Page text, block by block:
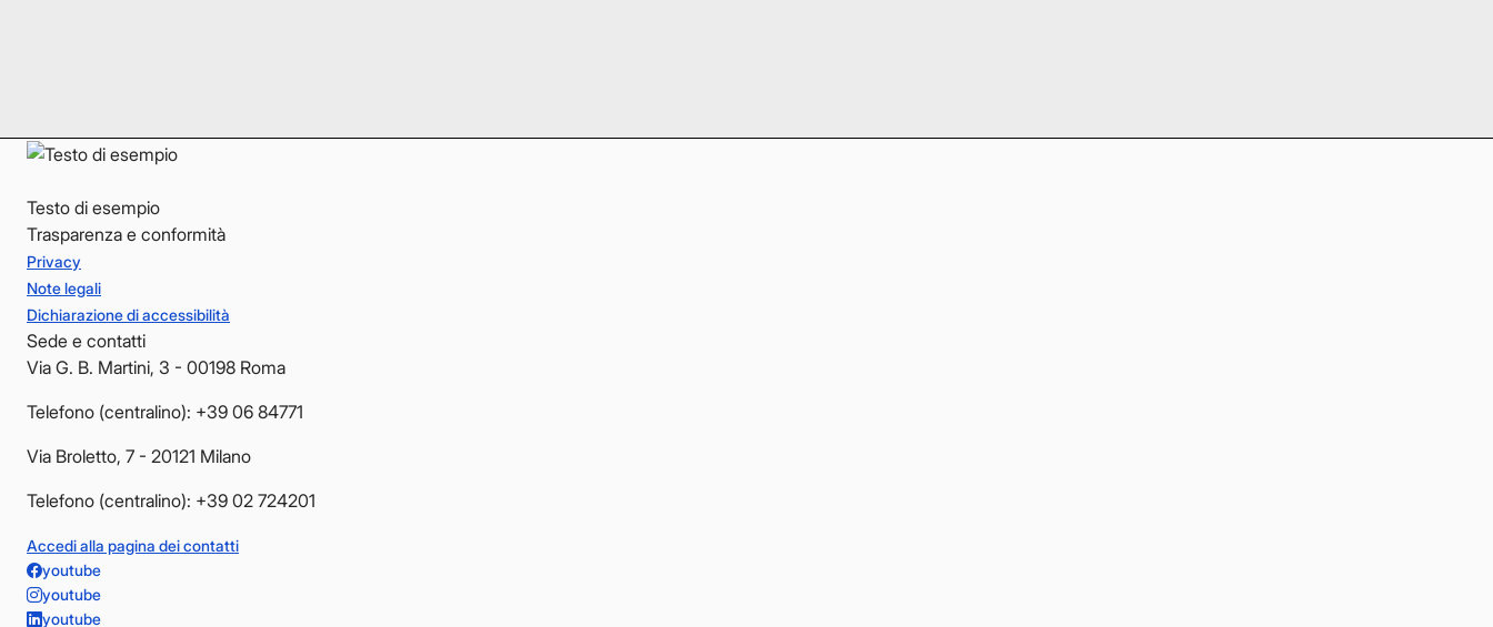
Testo di esempio
Trasparenza e conformità
Privacy
Note legali
Dichiarazione di accessibilità
Sede e contatti
Via G. B. Martini, 3 - 00198 Roma
Telefono (centralino): +39 06 84771
Via Broletto, 7 - 20121 Milano
Telefono (centralino): +39 02 724201
Accedi alla pagina dei contatti
youtube
youtube
youtube